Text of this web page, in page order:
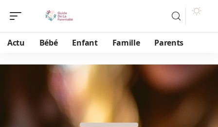
Actu Bébé Enfant Famille Parents